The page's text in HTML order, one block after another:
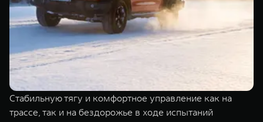
Стабильную тягу и комфортное управление как на
трассе, так и на бездорожье в ходе испытаний